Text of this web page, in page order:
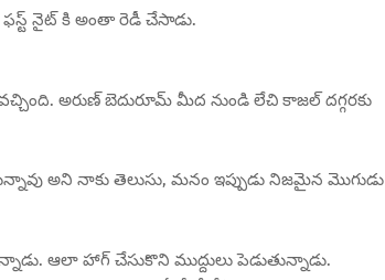
నైట్ కి అంతా రెడీ చేసాడు.
అరుణ్ బెదురూమ్ మీద నుండి లేచి కాజల్ దగ్గరకు
అని నాకు తెలుసు, మనం ఇప్పుడు నిజమైన మొగుడు
ఆలా హాగ్ చేసుకొని ముద్దులు పెడుతున్నాడు.